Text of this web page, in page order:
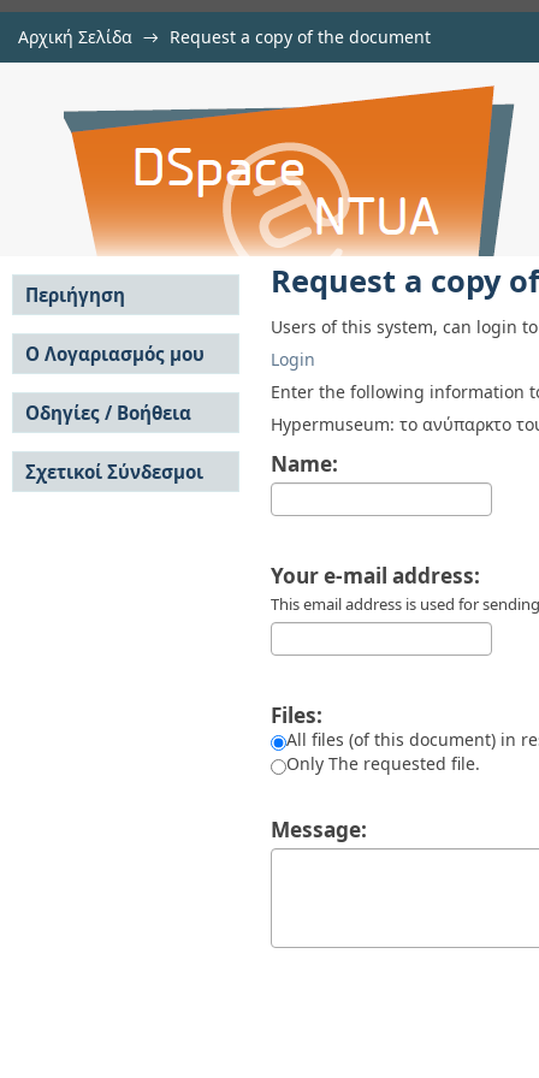
Αρχική Σελίδα → Request a copy of the document
Request a copy of the document
Request a copy
Users of this system, can login
Login
Enter the following information
Hypermuseum: το ανύπαρκτο
Name:
Your e-mail address:
This email address is used for
Files:
All files (of this document) in
Only The requested file.
Message:
Περιήγηση
Σε όλο το DSpace
Κοινότητες & Συλλογές
Ανά Ημερομηνία
Έκδοσης
Συγγραφείς
Τίτλοι
Θέματα
Ο Λογαριασμός μου
Σύνδεση
Εγγραφή
Οδηγίες / Βοήθεια
Οδηγίες Υποβολής
Οδηγίες Χρήσης ΙΑ
Συχνές Ερωτήσεις
Σχετικοί Σύνδεσμοι